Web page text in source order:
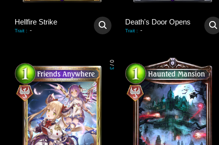
Hellfire Strike
Trait : -
Death's Door Opens
Trait : -
0
/
3